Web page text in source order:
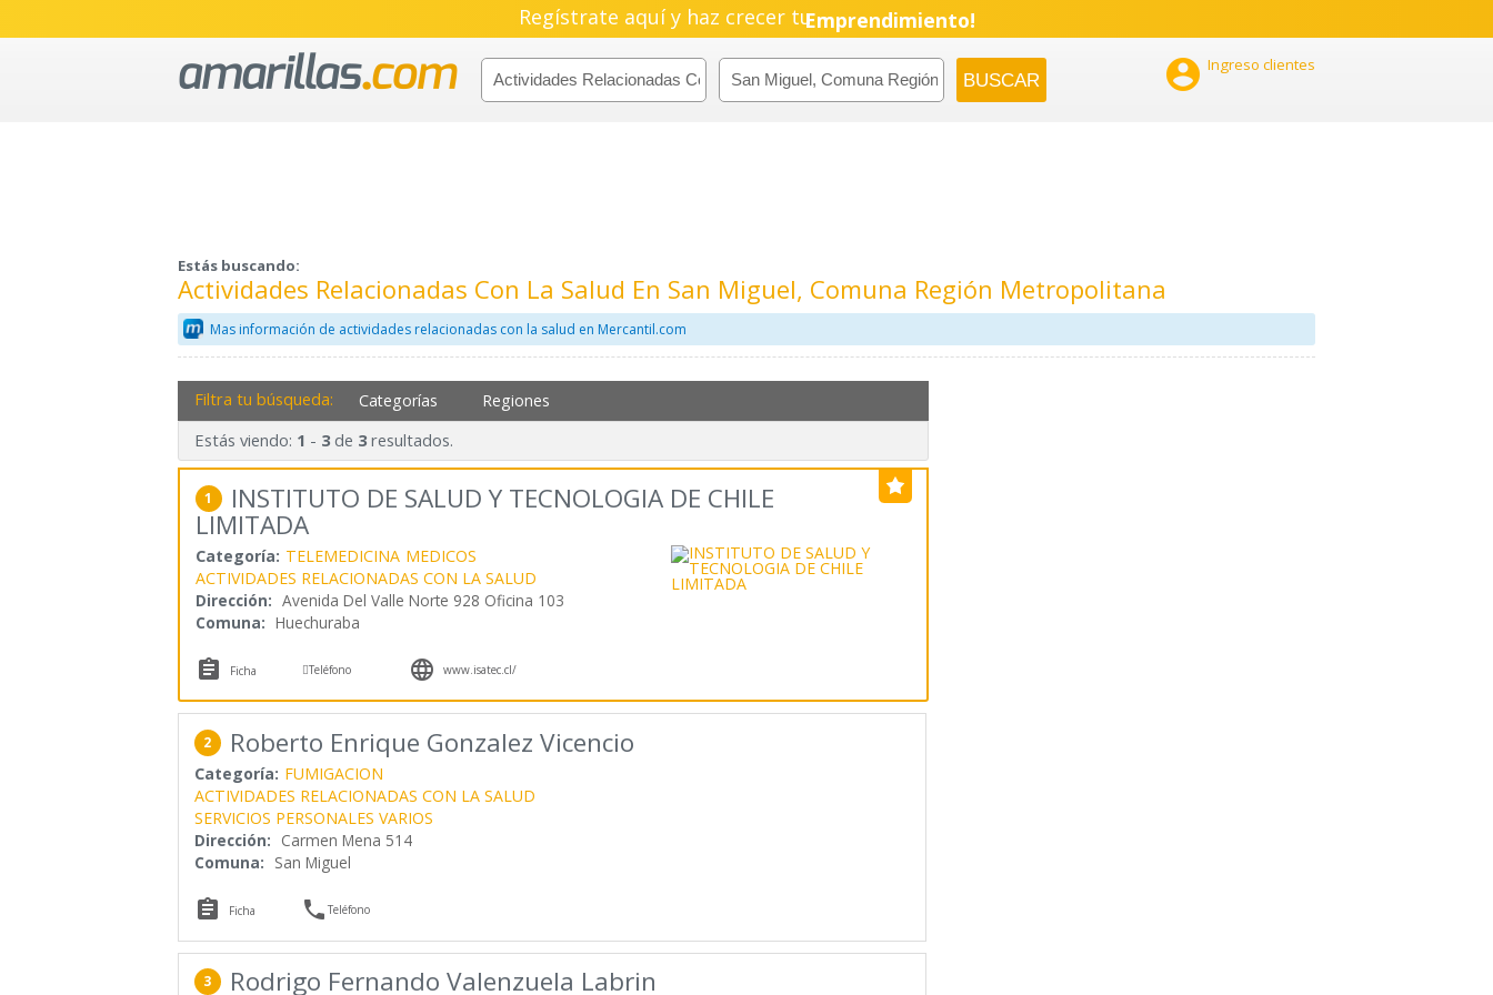
Regístrate aquí y haz crecer tuEmprendimiento!
 Ingreso clientes
Estás buscando:
Actividades Relacionadas Con La Salud En San Miguel, Comuna Región Metropolitana
Mas información de actividades relacionadas con la salud en Mercantil.com
Filtra tu búsqueda: Categorías Regiones
Estás viendo: 1 - 3de 3resultados.
1 INSTITUTO DE SALUD Y TECNOLOGIA DE CHILE
LIMITADA
Categoría: TELEMEDICINA MEDICOS
ACTIVIDADES RELACIONADAS CON LA SALUD
Dirección: Avenida Del Valle Norte 928 Oficina 103
Comuna: Huechuraba
 Ficha Teléfono  www.isatec.cl/
2 Roberto Enrique Gonzalez Vicencio
Categoría: FUMIGACION
ACTIVIDADES RELACIONADAS CON LA SALUD
SERVICIOS PERSONALES VARIOS
Dirección: Carmen Mena 514
Comuna: San Miguel
 Ficha Teléfono
3 Rodrigo Fernando Valenzuela Labrin